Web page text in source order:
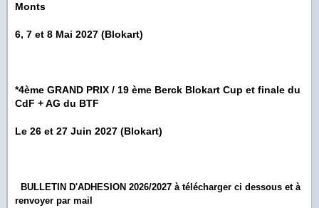
Monts
6, 7 et 8 Mai 2027 (Blokart)
*4ème GRAND PRIX / 19 ème Berck Blokart Cup et finale du
CdF + AG du BTF
Le 26 et 27 Juin 2027 (Blokart)
BULLETIN D'ADHESION 2026/2027 à télécharger ci dessous et à
renvoyer par mail